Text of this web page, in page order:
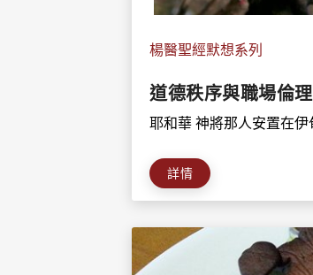
楊醫聖經默想系列
道德秩序與職場倫理
耶和華 神將那人安置在
詳情